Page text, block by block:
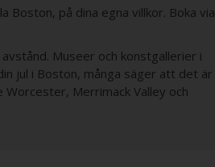
Boston, på dina egna villkor. Boka via
Museer och konstgallerier i
jul i Boston, många säger att det är
Merrimack Valley och